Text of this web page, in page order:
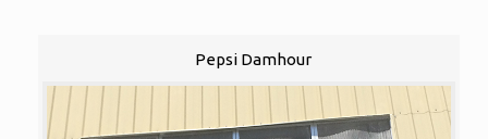
Pepsi Damhour